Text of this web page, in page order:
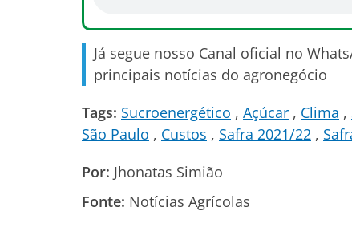
Já segue nosso Canal oficial no
principais notícias do agronegócio
Tags: Sucroenergético Açúcar Clima
São Paulo
Custos Safra 2021/22
Por: Jhonatas Simião
Fonte: Notícias Agrícolas